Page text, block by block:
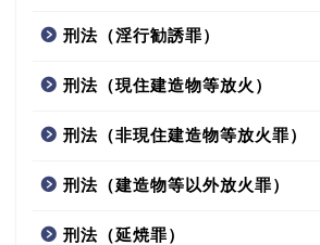
刑法（淫行勧誘罪）
刑法（現住建造物等放火）
刑法（非現住建造物等放火罪）
刑法（建造物等以外放火罪）
刑法（延焼罪）